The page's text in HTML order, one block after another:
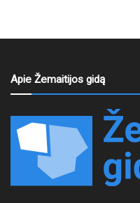
Apie Žemaitijos gidą